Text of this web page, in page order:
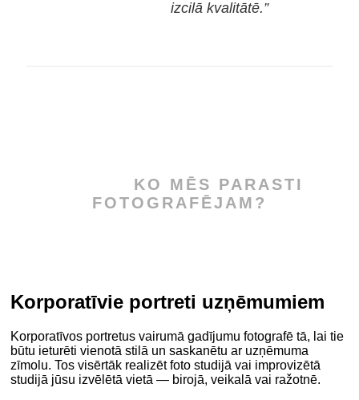
izcilā kvalitātē.”
KO MĒS PARASTI
FOTOGRAFĒJAM?
Korporatīvie portreti uzņēmumiem
Korporatīvos portretus vairumā gadījumu fotografē tā, lai tie
būtu ieturēti vienotā stilā un saskanētu ar uzņēmuma
zīmolu. Tos visērtāk realizēt foto studijā vai improvizētā
studijā jūsu izvēlētā vietā — birojā, veikalā vai ražotnē.